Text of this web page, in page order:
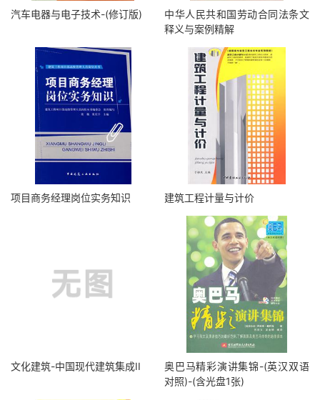
汽车电器与电子技术-(修订版)
中华人民共和国劳动合同法条文
释义与案例精解
项目商务经理岗位实务知识 建筑工程计量与计价
文化建筑-中国现代建筑集成II
奥巴马精彩演讲集锦-(英汉双语
对照)-(含光盘1张)